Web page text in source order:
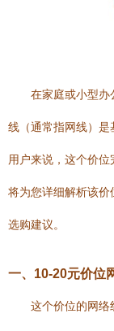
在家庭或小型办
线（通常指网线）
用户来说，这个价
将为您详细解析该
选购建议。
一、10-20元价位
这个价位的网络